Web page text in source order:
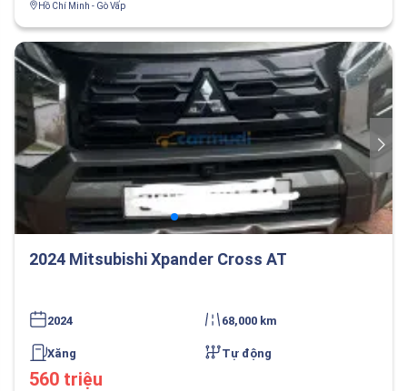
Hồ Chí Minh - Gò Vấp
2024 Mitsubishi Xpander Cross AT
2024 68,000 km
Xăng Tự động
560 triệu